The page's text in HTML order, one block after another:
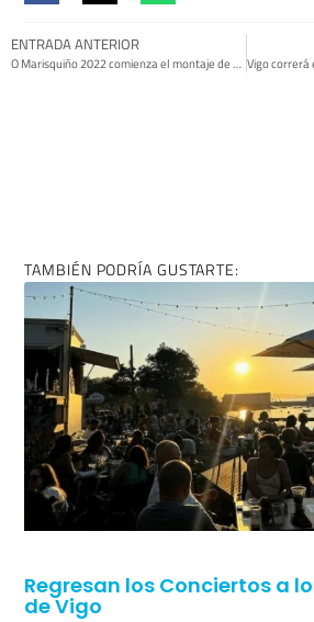
ENTRADA ANTERIOR
O Marisquiño 2022 comienza el montaje de sus instalaciones
TAMBIÉN PODRÍA GUSTARTE:
Regresan los Conciertos a
de Vigo